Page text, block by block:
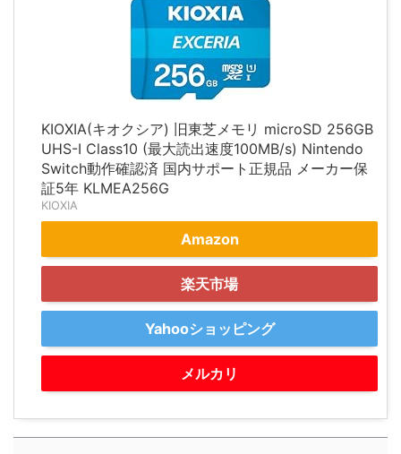
KIOXIA(キオクシア) 旧東芝メモリ microSD 256GB
UHS-I Class10 (最大読出速度100MB/s) Nintendo
Switch動作確認済 国内サポート正規品 メーカー保
証5年 KLMEA256G
KIOXIA
Amazon
楽天市場
Yahooショッピング
メルカリ